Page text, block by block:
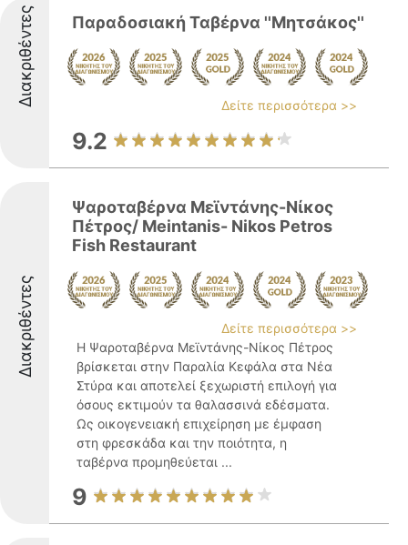
Διακριθέντες Παραδοσιακή Ταβέρνα ''Μητσάκος''
Δείτε περισσότερα >>
9.2
Διακριθέντες
Ψαροταβέρνα Μεϊντάνης-Νίκος
Πέτρος/ Meintanis- Nikos Petros
Fish Restaurant
Δείτε περισσότερα >>
Η Ψαροταβέρνα Μεϊντάνης-Νίκος Πέτρος
βρίσκεται στην Παραλία Κεφάλα στα Νέα
Στύρα και αποτελεί ξεχωριστή επιλογή για
όσους εκτιμούν τα θαλασσινά εδέσματα.
Ως οικογενειακή επιχείρηση με έμφαση
στη φρεσκάδα και την ποιότητα, η
ταβέρνα προμηθεύεται ...
9